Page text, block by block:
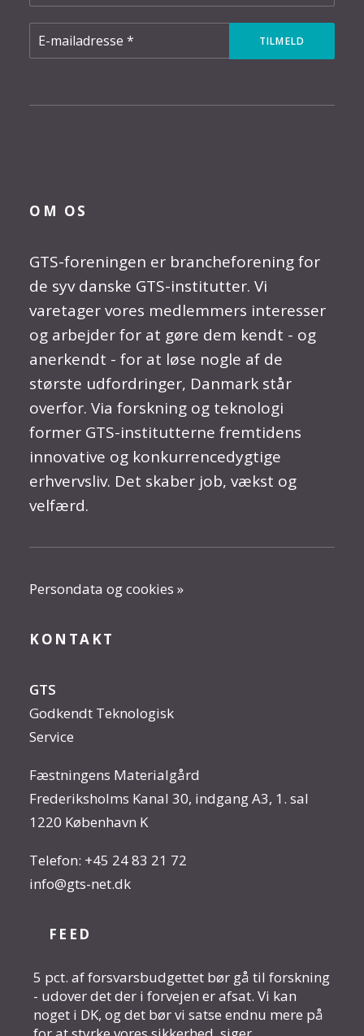
OM OS
GTS-foreningen er brancheforening for
de syv danske GTS-institutter. Vi
varetager vores medlemmers interesser
og arbejder for at gøre dem kendt - og
anerkendt - for at løse nogle af de
største udfordringer, Danmark står
overfor. Via forskning og teknologi
former GTS-institutterne fremtidens
innovative og konkurrencedygtige
erhvervsliv. Det skaber job, vækst og
velfærd.
Persondata og cookies »
KONTAKT
GTS
Godkendt Teknologisk
Service
Fæstningens Materialgård
Frederiksholms Kanal 30, indgang A3, 1. sal
1220 København K
Telefon: +45 24 83 21 72
info@gts-net.dk
FEED
5 pct. af forsvarsbudgettet bør gå til forskning
- udover det der i forvejen er afsat. Vi kan
noget i DK, og det bør vi satse endnu mere på